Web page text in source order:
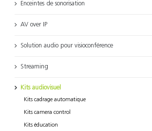
Enceintes de sonorisation
AV over IP
Solution audio pour visioconférence
Streaming
Kits audiovisuel
Kits cadrage automatique
Kits camera control
Kits éducation